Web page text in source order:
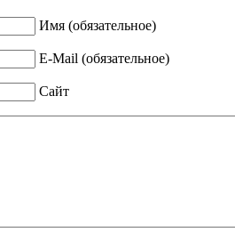
Имя (обязательное)
E-Mail (обязательное)
Сайт